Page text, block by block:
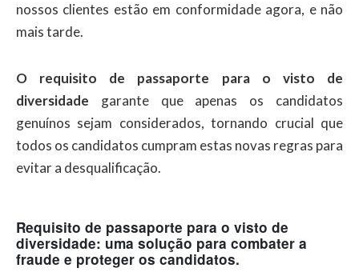
nossos clientes estão em conformidade agora, e não
mais tarde.
O requisito de passaporte para o visto de
diversidade garante que apenas os candidatos
genuínos sejam considerados, tornando crucial que
todos os candidatos cumpram estas novas regras para
evitar a desqualificação.
Requisito de passaporte para o visto de
diversidade: uma solução para combater a
fraude e proteger os candidatos.